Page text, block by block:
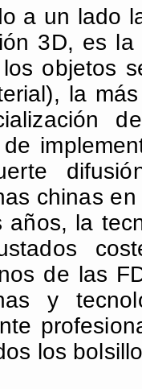
a un lado
3D, es la
objetos
la
chinas
años, la
de las
y
los